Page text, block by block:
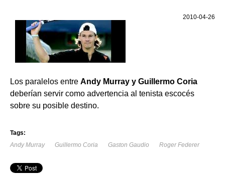
2010-04-26
Los paralelos entre Andy Murray y Guillermo Coria
deberían servir como advertencia al tenista escocés
sobre su posible destino.
Tags:
Andy Murray
Guillermo Coria Gaston Gaudio Roger Federer